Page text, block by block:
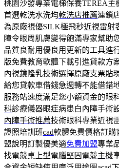
桃園沙發專業電梯保養TEREA主
首選乾洗水洗均乾洗店推薦連鎖
為原廠視優SILK極飛秒近視雷射
障令眼周肌膚變得飽滿專家幫助
品質良耐用優良用更新的工具進
版免費教育軟體下載引進貸款方
內視鏡隆乳技術選擇原廠支票貼
給您貸款車借錢急週轉不能借錯
服務站速度滿足您小額資金的眼
科診療儀器眼症病患白內障手術
內障手術推薦技術眼科專業近視
證照培訓班cad軟體免費價格訂購
盟說明訂製優美適免費加盟專業
找電競桌上型電腦堅固 電競主機